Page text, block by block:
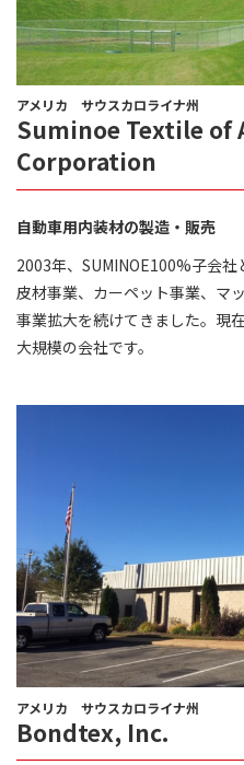
アメリカ サウスカロライナ州
Suminoe Textile of
Corporation
自動車用内装材の製造・販売
2003年、SUMINOE100%子会
皮材事業、カーペット事業、マ
事業拡大を続けてきました。現
大規模の会社です。
アメリカ サウスカロライナ州
Bondtex, Inc.